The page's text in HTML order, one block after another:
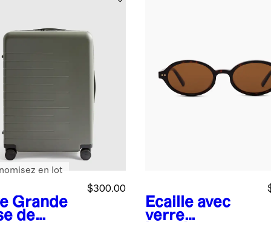
Grande
de
$300.00
en lot
Écaille avec
verre